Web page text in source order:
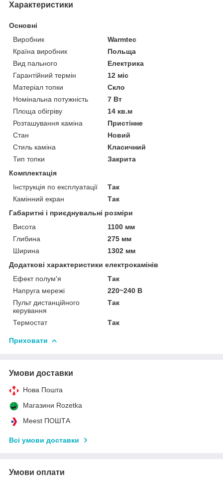
Характеристики
Основні
Виробник
Warmtec
Країна виробник
Польща
Вид пального
Електрика
Гарантійний термін
12 міс
Матеріал топки
Скло
Номінальна потужність
7 Вт
Площа обігріву
14 кв.м
Розташування каміна
Пристінне
Стан
Новий
Стиль каміна
Класичний
Тип топки
Закрита
Комплектація
Інструкція по експлуатації
Так
Камінний екран
Так
Габаритні і приєднувальні розміри
Висота
1100 мм
Глибина
275 мм
Ширина
1302 мм
Додаткові характеристики електрокамінів
Ефект полум'я
Так
Напруга мережі
220~240 В
Пульт дистанційного
керування
Так
Термостат Так
Приховати
Умови доставки
Нова Пошта
Магазини Rozetka
Meest ПОШТА
Всі умови доставки
Умови оплати